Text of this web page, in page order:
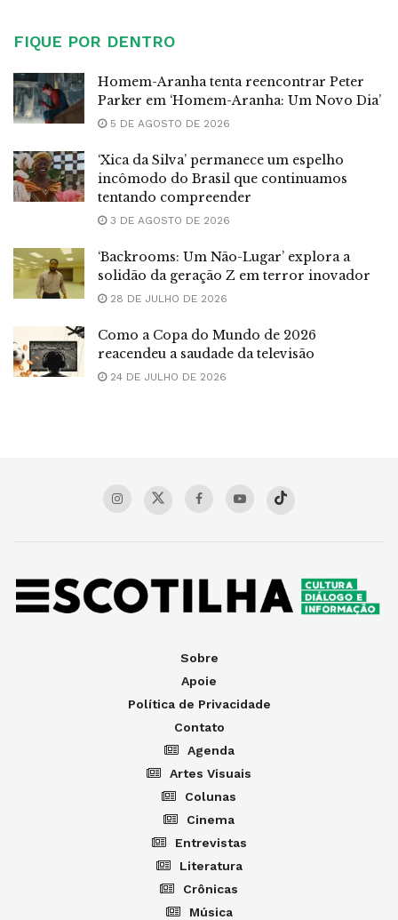
FIQUE POR DENTRO
Homem-Aranha tenta reencontrar Peter
Parker em ‘Homem-Aranha: Um Novo Dia’
5 DE AGOSTO DE 2026
‘Xica da Silva’ permanece um espelho
incômodo do Brasil que continuamos
tentando compreender
3 DE AGOSTO DE 2026
‘Backrooms: Um Não-Lugar’ explora a
solidão da geração Z em terror inovador
28 DE JULHO DE 2026
Como a Copa do Mundo de 2026
reacendeu a saudade da televisão
24 DE JULHO DE 2026
Sobre
Apoie
Política de Privacidade
Contato
Agenda
Artes Visuais
Colunas
Cinema
Entrevistas
Literatura
Crônicas
Música